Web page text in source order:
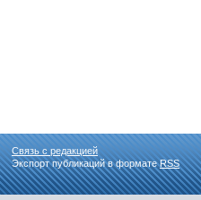
Связь с редакцией
Экспорт публикаций в форматеRSS